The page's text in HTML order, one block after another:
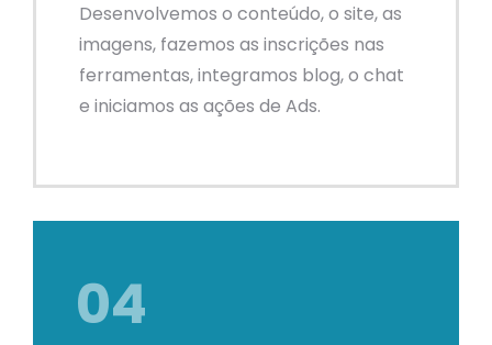
Desenvolvemos o conteúdo, o site, as
imagens, fazemos as inscrições nas
ferramentas, integramos blog, o chat
e iniciamos as ações de Ads.
04